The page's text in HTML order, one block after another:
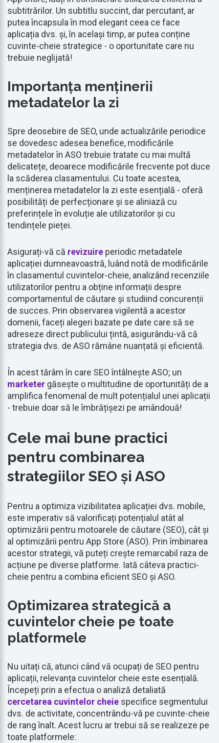
subtitrărilor. Un subtitlu succint, dar percutant, ar
putea încapsula în mod elegant ceea ce face
aplicația dvs. și, în același timp, ar putea conține
cuvinte-cheie strategice - o oportunitate care nu
trebuie neglijată!
Importanța menținerii
metadatelor la zi
Spre deosebire de SEO, unde actualizările periodice
se dovedesc adesea benefice, modificările
metadatelor în ASO trebuie tratate cu mai multă
delicatețe, deoarece modificările frecvente pot duce
la scăderea clasamentului. Cu toate acestea,
menținerea metadatelor la zi este esențială - oferă
posibilități de perfecționare și se aliniază cu
preferințele în evoluție ale utilizatorilor și cu
tendințele pieței.
Asigurați-vă că revizuire periodic metadatele
aplicației dumneavoastră, luând notă de modificările
în clasamentul cuvintelor-cheie, analizând recenziile
utilizatorilor pentru a obține informații despre
comportamentul de căutare și studiind concurenții
de succes. Prin observarea vigilentă a acestor
domenii, faceți alegeri bazate pe date care să se
adreseze direct publicului țintă, asigurându-vă că
strategia dvs. de ASO rămâne nuanțată și eficientă.
În acest tărâm în care SEO întâlnește ASO; un
marketer găsește o multitudine de oportunități de a
amplifica fenomenal de mult potențialul unei aplicații
- trebuie doar să le îmbrățișezi pe amândouă!
Cele mai bune practici
pentru combinarea
strategiilor SEO și ASO
Pentru a optimiza vizibilitatea aplicației dvs. mobile,
este imperativ să valorificați potențialul atât al
optimizării pentru motoarele de căutare (SEO), cât și
al optimizării pentru App Store (ASO). Prin îmbinarea
acestor strategii, vă puteți crește remarcabil raza de
acțiune pe diverse platforme. Iată câteva practici-
cheie pentru a combina eficient SEO și ASO.
Optimizarea strategică a
cuvintelor cheie pe toate
platformele
Nu uitați că, atunci când vă ocupați de SEO pentru
aplicații, relevanța cuvintelor cheie este esențială.
Începeți prin a efectua o analiză detaliată
cercetarea cuvintelor cheie specifice segmentului
dvs. de activitate, concentrându-vă pe cuvinte-cheie
de rang înalt. Acest lucru ar trebui să se realizeze pe
toate platformele: